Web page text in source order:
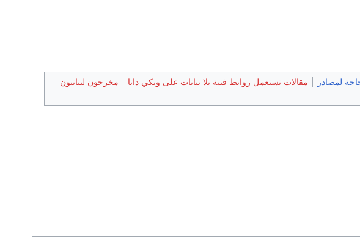
لمصادر مقالات تستعمل روابط فنية بلا بيانات على ويكي داتا
مخرجون لبنانيون